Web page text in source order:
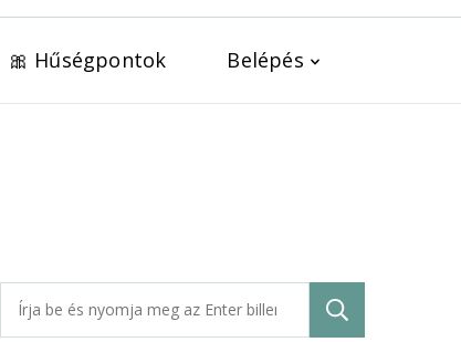
🎀 Hűségpontok Belépés
Keresés: